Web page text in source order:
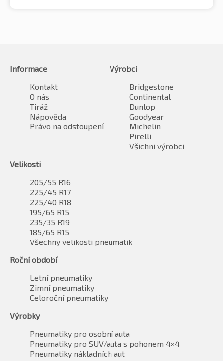
Informace
Kontakt
O nás
Tiráž
Nápověda
Právo na odstoupení
Výrobci
Bridgestone
Continental
Dunlop
Goodyear
Michelin
Pirelli
Všichni výrobci
Velikosti
205/55 R16
225/45 R17
225/40 R18
195/65 R15
235/35 R19
185/65 R15
Všechny velikosti pneumatik
Roční období
Letní pneumatiky
Zimní pneumatiky
Celoroční pneumatiky
Výrobky
Pneumatiky pro osobní auta
Pneumatiky pro SUV/auta s pohonem 4×4
Pneumatiky nákladních aut